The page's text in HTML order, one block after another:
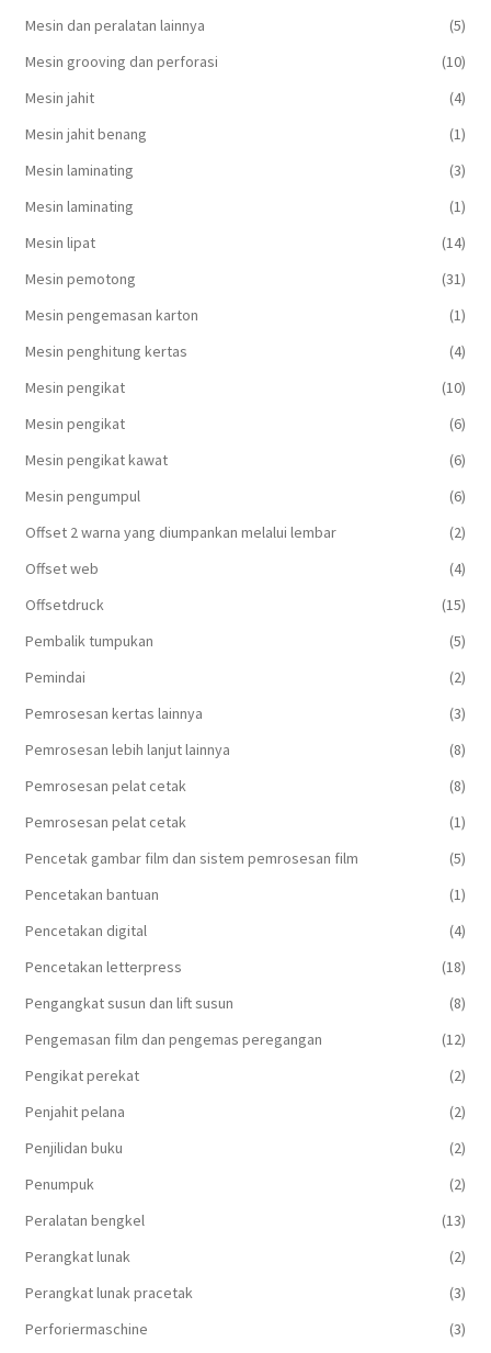
Mesin dan peralatan lainnya
(5)
Mesin grooving dan perforasi
(10)
Mesin jahit
(4)
Mesin jahit benang
(1)
Mesin laminating
(3)
Mesin laminating
(1)
Mesin lipat
(14)
Mesin pemotong
(31)
Mesin pengemasan karton
(1)
Mesin penghitung kertas
(4)
Mesin pengikat
(10)
Mesin pengikat
(6)
Mesin pengikat kawat
(6)
Mesin pengumpul
(6)
Offset 2 warna yang diumpankan melalui lembar
(2)
Offset web
(4)
Offsetdruck
(15)
Pembalik tumpukan
(5)
Pemindai
(2)
Pemrosesan kertas lainnya
(3)
Pemrosesan lebih lanjut lainnya
(8)
Pemrosesan pelat cetak
(8)
Pemrosesan pelat cetak
(1)
Pencetak gambar film dan sistem pemrosesan film
(5)
Pencetakan bantuan
(1)
Pencetakan digital
(4)
Pencetakan letterpress
(18)
Pengangkat susun dan lift susun
(8)
Pengemasan film dan pengemas peregangan
(12)
Pengikat perekat
(2)
Penjahit pelana
(2)
Penjilidan buku
(2)
Penumpuk
(2)
Peralatan bengkel
(13)
Perangkat lunak
(2)
Perangkat lunak pracetak
(3)
Perforiermaschine
(3)